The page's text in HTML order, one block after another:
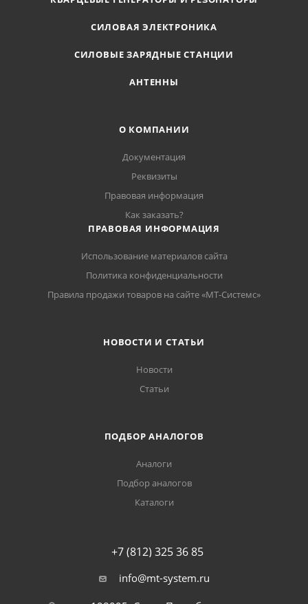
СИЛОВАЯ ЭЛЕКТРОНИКА
СИЛОВЫЕ ЗАРЯДНЫЕ СТАНЦИИ
АНТЕННЫ
О КОМПАНИИ
Документация
Реквизиты
Правовая информация
Как заказать?
ПРАВОВАЯ ИНФОРМАЦИЯ
Использование материалов сайта
Политика конфиденциальности
Правила продажи товаров на сайте «МТ-Системс»
НОВОСТИ И СТАТЬИ
Новости
Статьи
ПОДБОР АНАЛОГОВ
Аналоги
Подбор аналогов
Каталоги
+7 (812) 325 36 85
info@mt-system.ru